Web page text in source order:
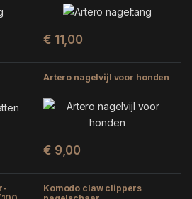
€ 11,00
Artero nagelvijl voor honden
€ 9,00
Komodo claw clippers